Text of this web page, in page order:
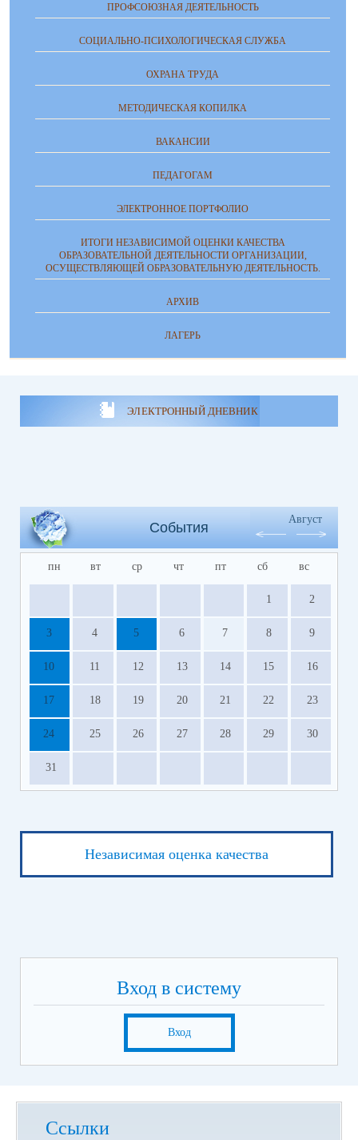
ПРОФСОЮЗНАЯ ДЕЯТЕЛЬНОСТЬ
СОЦИАЛЬНО-ПСИХОЛОГИЧЕСКАЯ СЛУЖБА
ОХРАНА ТРУДА
МЕТОДИЧЕСКАЯ КОПИЛКА
ВАКАНСИИ
ПЕДАГОГАМ
ЭЛЕКТРОННОЕ ПОРТФОЛИО
ИТОГИ НЕЗАВИСИМОЙ ОЦЕНКИ КАЧЕСТВА
ОБРАЗОВАТЕЛЬНОЙ ДЕЯТЕЛЬНОСТИ ОРГАНИЗАЦИИ,
ОСУЩЕСТВЛЯЮЩЕЙ ОБРАЗОВАТЕЛЬНУЮ ДЕЯТЕЛЬНОСТЬ.
АРХИВ
ЛАГЕРЬ
ЭЛЕКТРОННЫЙ ДНЕВНИК
События
Август
пн вт ср чт пт сб вс
1 2
3 4 5 6 7 8 9
10 11 12 13 14 15 16
17 18 19 20 21 22 23
24 25 26 27 28 29 30
31
Независимая оценка качества
Вход в систему
Вход
Ссылки